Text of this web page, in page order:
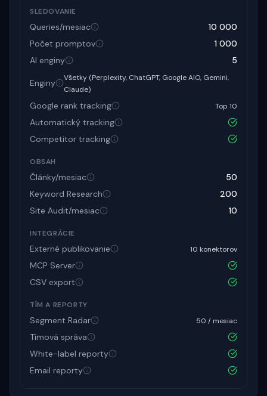
SLEDOVANIE
Queries/mesiac
10 000
Počet promptov
1 000
AI enginy
5
Enginy
Všetky (Perplexity, ChatGPT, Google AIO, Gemini,
Claude)
Google rank tracking Top 10
Automatický tracking
Competitor tracking
OBSAH
Články/mesiac
50
Keyword Research
200
Site Audit/mesiac
10
INTEGRÁCIE
Externé publikovanie 10 konektorov
MCP Server
CSV export
TÍM A REPORTY
Segment Radar 50 / mesiac
Tímová správa
White-label reporty
Email reporty